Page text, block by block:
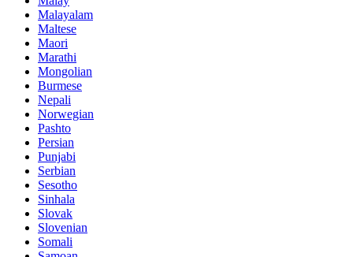
Malayalam
Maltese
Maori
Marathi
Mongolian
Burmese
Nepali
Norwegian
Pashto
Persian
Punjabi
Serbian
Sesotho
Sinhala
Slovak
Slovenian
Somali